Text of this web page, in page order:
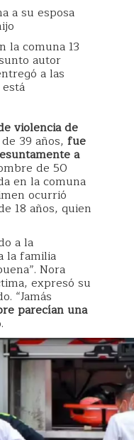
a su esposa
la comuna 13
autor
a las
violencia de
39 años, fue
a
de 50
en la comuna
ocurrió
18 años, quien
a la
la familia
Nora
expresó su
“Jamás
parecían una